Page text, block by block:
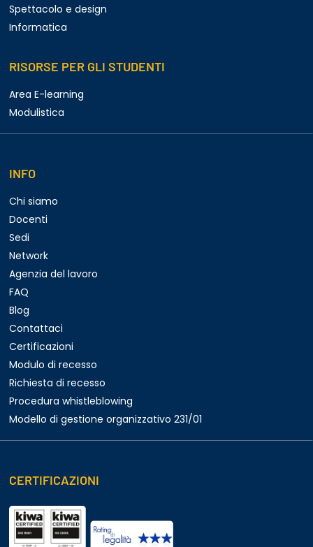
Spettacolo e design
Informatica
RISORSE PER GLI STUDENTI
Area E-learning
Modulistica
INFO
Chi siamo
Docenti
Sedi
Network
Agenzia del lavoro
FAQ
Blog
Contattaci
Certificazioni
Modulo di recesso
Richiesta di recesso
Procedura whistleblowing
Modello di gestione organizzativo 231/01
CERTIFICAZIONI